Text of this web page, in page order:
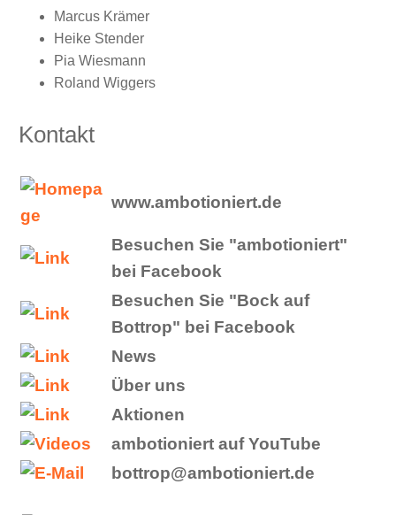
Marcus Krämer
Heike Stender
Pia Wiesmann
Roland Wiggers
Kontakt
www.ambotioniert.de
Besuchen Sie "ambotioniert"
bei Facebook
Besuchen Sie "Bock auf
Bottrop" bei Facebook
News
Über uns
Aktionen
ambotioniert auf YouTube
bottrop@ambotioniert.de